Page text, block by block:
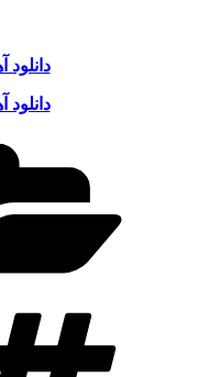
دانلود
دانلود